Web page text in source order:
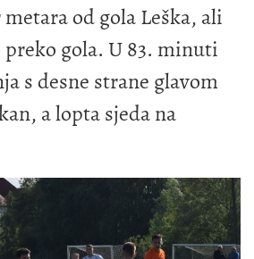
metara od gola Leška, ali
preko gola. U 83. minuti
s desne strane glavom
a lopta sjeda na